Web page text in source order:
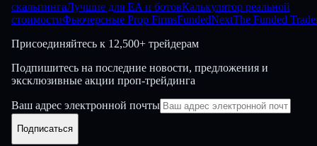
скальпингаЛучшие для EA и ботовКалькулятор реальной
стоимостиФьючерсные Prop FirmsFundedNextThe Funded
Присоединяйтесь к 12,500+ трейдерам
Подпишитесь на последние новости, предложения и
эксклюзивные акции проп-трейдинга
Ваш адрес электронной почты
Подписаться